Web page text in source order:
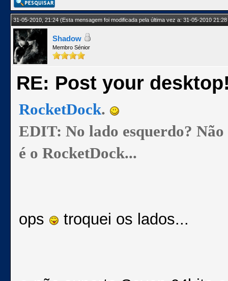
31-05-2010, 21:24(Esta mensagem foi modificada pela última vez a: 31-05-2010
Shadow
Membro Sénior
RE: Post your
RocketDock.
EDIT: No lado esquerdo?
é o RocketDock...
ops troquei os lados...